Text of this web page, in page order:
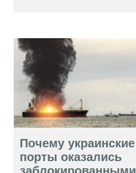
Почему украинские
порты оказались